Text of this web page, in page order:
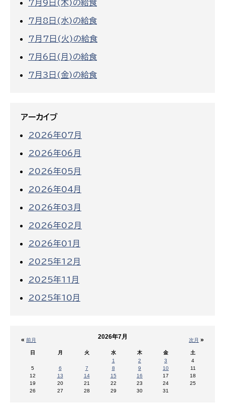
7月9日(木)の給食
7月8日(水)の給食
7月7日(火)の給食
7月6日(月)の給食
7月3日(金)の給食
アーカイブ
2026年07月
2026年06月
2026年05月
2026年04月
2026年03月
2026年02月
2026年01月
2025年12月
2025年11月
2025年10月
« 前月 次月 »
2026年7月
日 月 火 水 木 金
土
1
2 3
4
5
6 7 8 9 10
11
12
13 14 15 16 17
18
19
20 21 22 23 24
25
26
27 28 29 30 31